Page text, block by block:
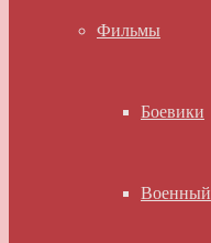
Фильмы
Боевики
Военный